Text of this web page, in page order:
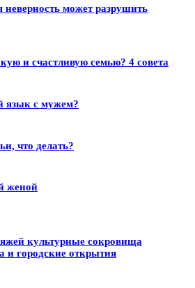
может разрушить
и счастливую семью? 4 совета
язык с мужем?
что делать?
женой
культурные сокровища
и городские открытия